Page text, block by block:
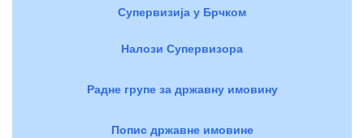
Супервизија у Брчком
Налози Супервизора
Радне групе за државну имовину
Попис државне имовине